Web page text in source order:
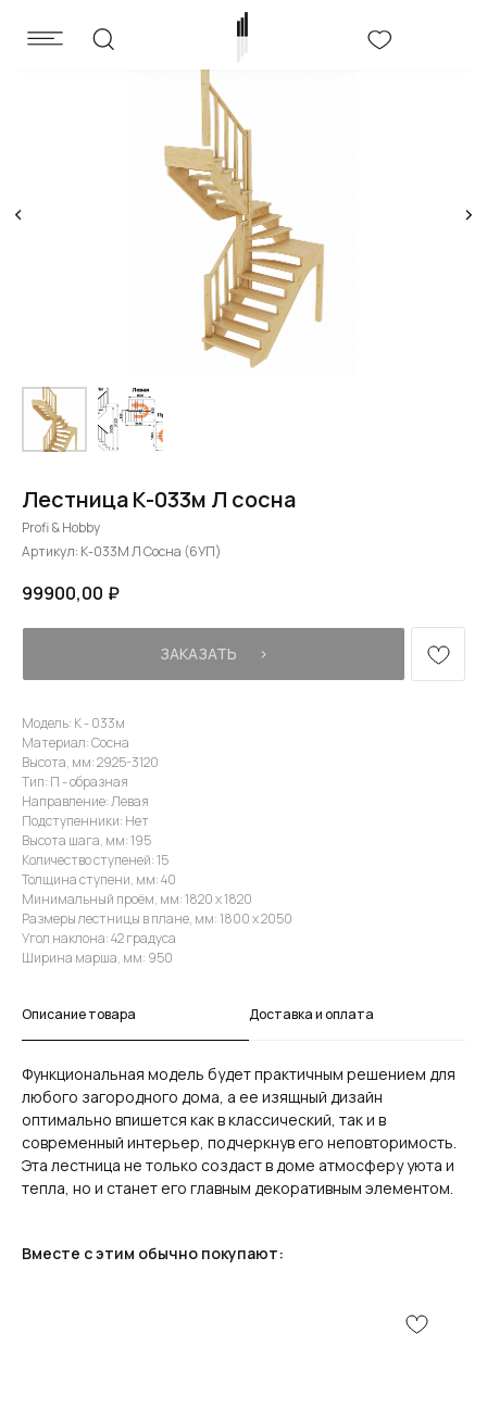
Лестница К-033м Л сосна
Profi & Hobby
Артикул: К-033М Л Сосна (6УП)
99900,00 ₽
ЗАКАЗАТЬ⠀⠀›
Модель: К - 033м
Материал: Сосна
Высота, мм: 2925-3120
Тип: П - образная
Направление: Левая
Подступенники: Нет
Высота шага, мм: 195
Количество ступеней: 15
Толщина ступени, мм: 40
Минимальный проём, мм: 1820 х 1820
Размеры лестницы в плане, мм: 1800 х 2050
Угол наклона: 42 градуса
Ширина марша, мм: 950
Описание товара Доставка и оплата
Функциональная модель будет практичным решением для
любого загородного дома, а ее изящный дизайн
оптимально впишется как в классический, так и в
современный интерьер, подчеркнув его неповторимость.
Эта лестница не только создаст в доме атмосферу уюта и
тепла, но и станет его главным декоративным элементом.
Вместе с этим обычно покупают: